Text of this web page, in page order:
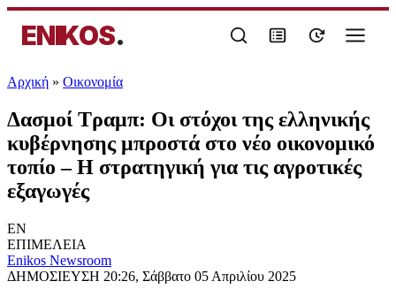
ENIKOS.
Αρχική » Oικονομία
Δασμοί Τραμπ: Οι στόχοι της ελληνικής
κυβέρνησης μπροστά στο νέο οικονομικό
τοπίο – Η στρατηγική για τις αγροτικές
εξαγωγές
EN
ΕΠΙΜΕΛΕΙΑ
Enikos Newsroom
ΔΗΜΟΣΙΕΥΣΗ 20:26, Σάββατο 05 Απριλίου 2025